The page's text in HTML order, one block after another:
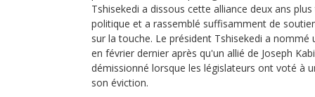
Tshisekedi a dissous cette alliance deux ans
politique et a rassemblé suffisamment de
sur la touche. Le président Tshisekedi a
en février dernier après qu'un allié de Joseph
démissionné lorsque les législateurs ont voté à
son éviction.